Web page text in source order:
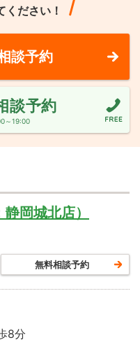
ください！
談予約
談予約
～19:00
岡城北店）
無料相談予約
8分